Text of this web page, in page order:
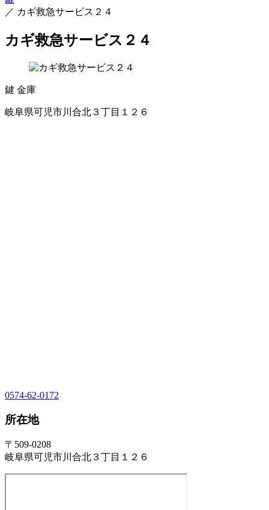
／ カギ救急サービス２４
カギ救急サービス２４
鍵 金庫
岐阜県可児市川合北３丁目１２６
0574-62-0172
所在地
〒509-0208
岐阜県可児市川合北３丁目１２６